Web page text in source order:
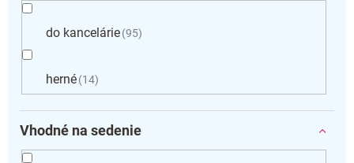
do kancelárie 95
herné 14
Vhodné na sedenie